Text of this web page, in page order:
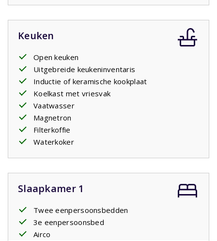
Keuken
Open keuken
Uitgebreide keukeninventaris
Inductie of keramische kookplaat
Koelkast met vriesvak
Vaatwasser
Magnetron
Filterkoffie
Waterkoker
Slaapkamer 1
Twee eenpersoonsbedden
3e eenpersoonsbed
Airco